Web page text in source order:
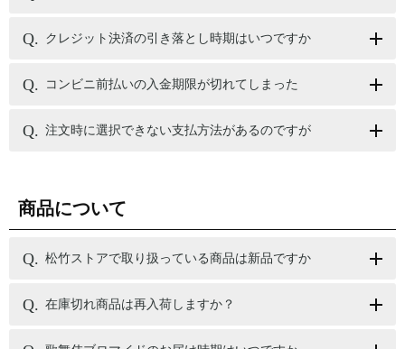
クレジット決済の引き落とし時期はいつですか
コンビニ前払いの入金期限が切れてしまった
注文時に選択できない支払方法があるのですが
商品について
松竹ストアで取り扱っている商品は新品ですか
在庫切れ商品は再入荷しますか？